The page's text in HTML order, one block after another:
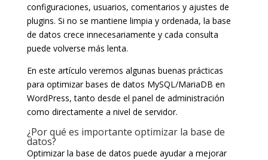
configuraciones, usuarios, comentarios y ajustes de
plugins. Si no se mantiene limpia y ordenada, la base
de datos crece innecesariamente y cada consulta
puede volverse más lenta.
En este artículo veremos algunas buenas prácticas
para optimizar bases de datos MySQL/MariaDB en
WordPress, tanto desde el panel de administración
como directamente a nivel de servidor.
¿Por qué es importante optimizar la base de
datos?
Optimizar la base de datos puede ayudar a mejorar